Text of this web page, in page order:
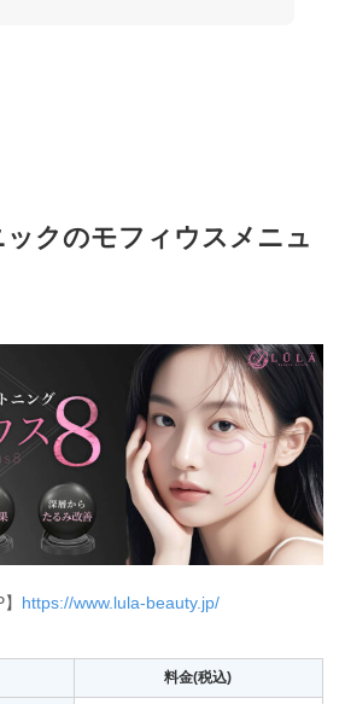
クのモフィウスメニュ
https://www.lula-beauty.jp/
料金(税込)